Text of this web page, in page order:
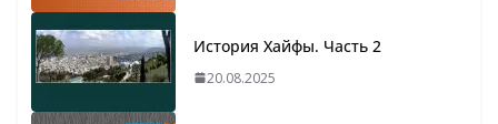
История Хайфы. Часть 2
20.08.2025